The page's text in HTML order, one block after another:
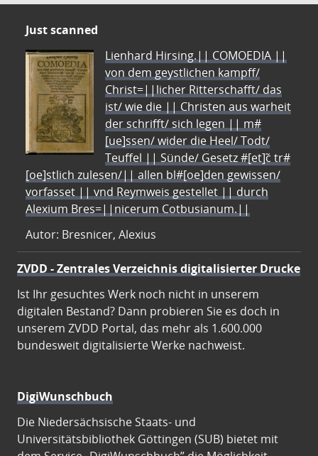
Just scanned
Lienhard Hirsing.|| COMOEDIA ||
von dem geystlichen kampff/
Christ=||licher Ritterschafft/ das
ist/ wie die || Christen aus warheit
der schrifft/ sich legen || m#
[ue]ssen/ wider die Heel/ Todt/
Teuffel || Sünde/ Gesetz #[et]c̃ tr#
[oe]stlich zulesen/|| allen bl#[oe]den gewissen/
vorfasset || vnd Reymweis gestellet || durch
Alexium Bres=||nicerum Cotbusianum.||
Autor: Bresnicer, Alexius
ZVDD - Zentrales Verzeichnis digitalisierter Drucke
Ist Ihr gesuchtes Werk noch nicht in unserem
digitalen Bestand? Dann probieren Sie es doch in
unserem ZVDD Portal, das mehr als 1.600.000
bundesweit digitalisierte Werke nachweist.
DigiWunschbuch
Die Niedersächsische Staats- und
Universitätsbibliothek Göttingen (SUB) bietet mit